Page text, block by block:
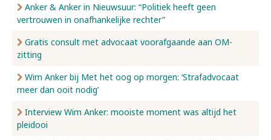
Anker & Anker in Nieuwsuur: “Politiek heeft geen
vertrouwen in onafhankelijke rechter”
Gratis consult met advocaat voorafgaande aan OM-
zitting
Wim Anker bij Met het oog op morgen: ‘Strafadvocaat
meer dan ooit nodig’
Interview Wim Anker: mooiste moment was altijd het
pleidooi